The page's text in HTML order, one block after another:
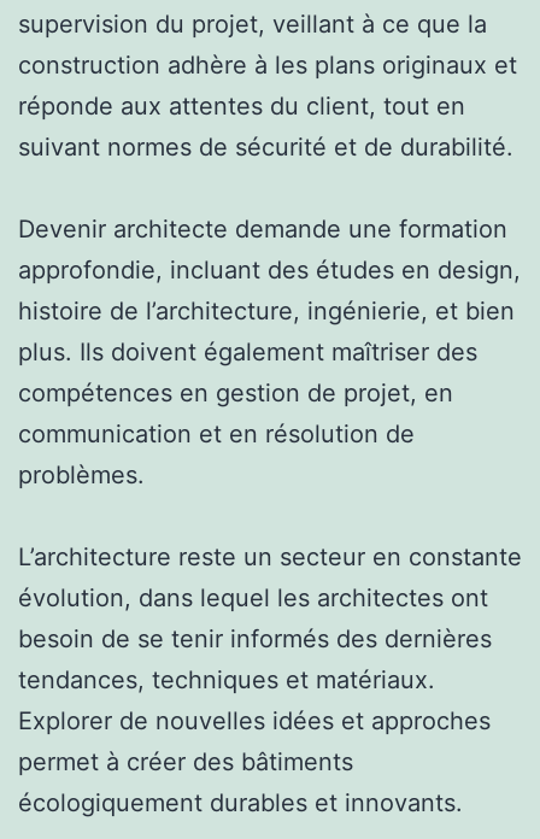
supervision du projet, veillant à ce que la
construction adhère à les plans originaux et
réponde aux attentes du client, tout en
suivant normes de sécurité et de durabilité.
Devenir architecte demande une formation
approfondie, incluant des études en design,
histoire de l’architecture, ingénierie, et bien
plus. Ils doivent également maîtriser des
compétences en gestion de projet, en
communication et en résolution de
problèmes.
L’architecture reste un secteur en constante
évolution, dans lequel les architectes ont
besoin de se tenir informés des dernières
tendances, techniques et matériaux.
Explorer de nouvelles idées et approches
permet à créer des bâtiments
écologiquement durables et innovants.